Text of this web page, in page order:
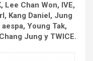
Lee Chan Won, IVE,
Kang Daniel, Jung
Young Tak,
Jung y TWICE.